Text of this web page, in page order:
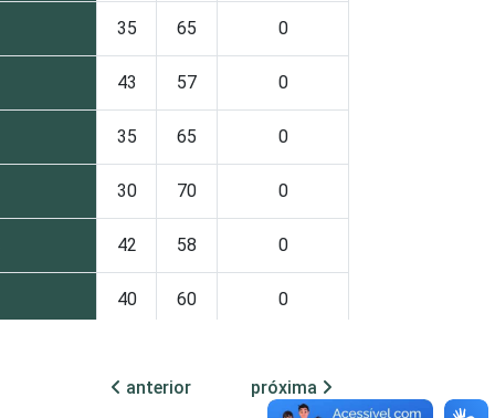
35 65 0
43 57 0
35 65 0
30 70 0
42 58 0
40 60 0
anterior próxima